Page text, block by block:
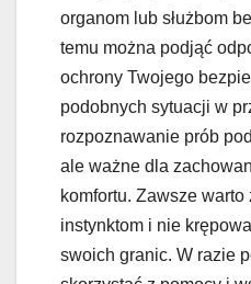
organom lub służbom
temu można podjąć
ochrony Twojego
podobnych sytuacji w
rozpoznawanie prób
ale ważne dla
komfortu. Zawsze
instynktom i nie
swoich granic. W razie